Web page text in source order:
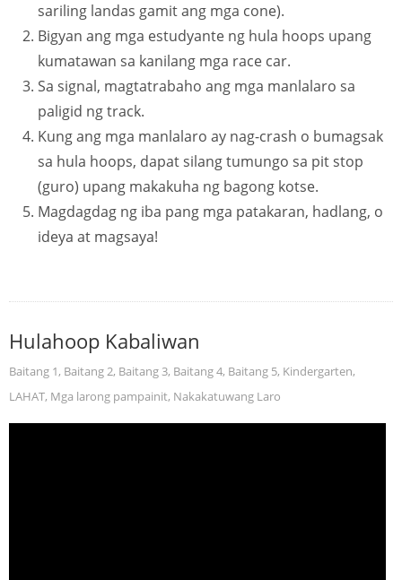
sariling landas gamit ang mga cone).
Bigyan ang mga estudyante ng hula hoops upang
kumatawan sa kanilang mga race car.
Sa signal, magtatrabaho ang mga manlalaro sa
paligid ng track.
Kung ang mga manlalaro ay nag-crash o bumagsak
sa hula hoops, dapat silang tumungo sa pit stop
(guro) upang makakuha ng bagong kotse.
Magdagdag ng iba pang mga patakaran, hadlang, o
ideya at magsaya!
Hulahoop Kabaliwan
Baitang 1, Baitang 2, Baitang 3, Baitang 4, Baitang 5, Kindergarten,
LAHAT, Mga larong pampainit, Nakakatuwang Laro